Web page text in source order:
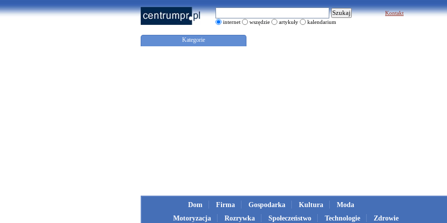
internet wszędzie artykuły kalendarium
Kontakt
Kategorie
Dom Firma Gospodarka Kultura
Moda
Motoryzacja
Rozrywka Społeczeństwo Technologie Zdrowie